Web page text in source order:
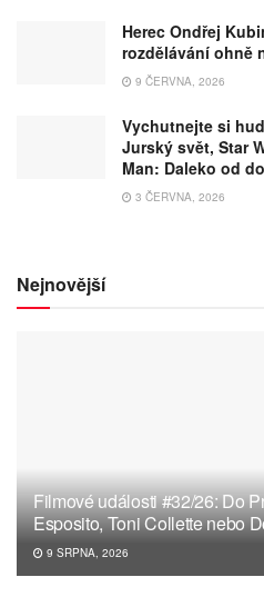
Herec Ondřej
rozdělávání ohně
9 ČERVNA, 2026
Vychutnejte si
Jurský svět, Star
Man: Daleko od
3 ČERVNA, 2026
Nejnovější
Filmové události #32/26: Do
Esposito, Toni Collette nebo
9 SRPNA, 2026